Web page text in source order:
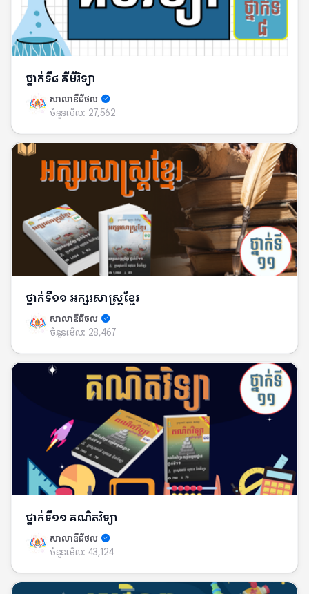
ថ្នាក់ទី៨ គីមីវិទ្យា
សាលាឌីជីថល
ចំនួនមើល: 27,562
ថ្នាក់ទី១១ អក្សរសាស្រ្តខ្មែរ
សាលាឌីជីថល
ចំនួនមើល: 28,467
ថ្នាក់ទី១១ គណិតវិទ្យា
សាលាឌីជីថល
ចំនួនមើល: 43,124